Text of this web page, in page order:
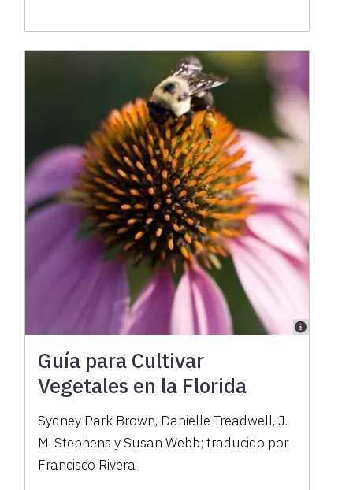
Guía para Cultivar
Vegetales en la Florida
Sydney Park Brown, Danielle Treadwell, J.
M. Stephens y Susan Webb; traducido por
Francisco Rivera